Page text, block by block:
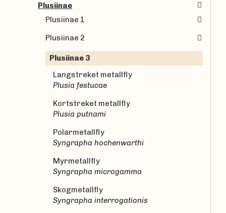
Plusiinae
Plusiinae 1
Plusiinae 2
Plusiinae 3
Langstreket metallfly
Plusia festucae
Kortstreket metallfly
Plusia putnami
Polarmetallfly
Syngrapha hochenwarthi
Myrmetallfly
Syngrapha microgamma
Skogmetallfly
Syngrapha interrogationis